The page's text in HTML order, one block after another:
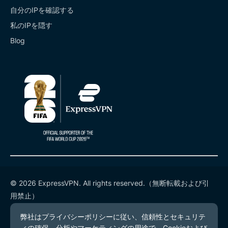
自分のIPを確認する
私のIPを隠す
Blog
© 2026 ExpressVPN. All rights reserved.（無断転載および引
用禁止）
プライバシーポリシー
利用規約